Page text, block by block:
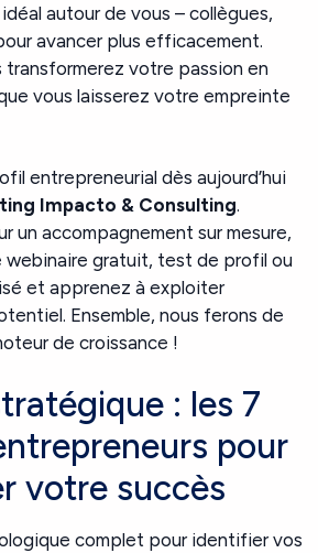
autour de vous – collègues,
avancer plus efficacement.
transformerez votre passion en
vous laisserez votre empreinte
entrepreneurial dès aujourd’hui
Impacto & Consulting.
un accompagnement sur mesure,
gratuit, test de profil ou
et apprenez à exploiter
Ensemble, nous ferons de
de croissance !
: les 7
pour
votre succès
complet pour identifier vos